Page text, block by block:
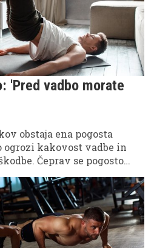
'Pred vadbo morate
obstaja ena pogosta
ogrozi kakovost vadbe in
Čeprav se pogosto
ključnega pomena za